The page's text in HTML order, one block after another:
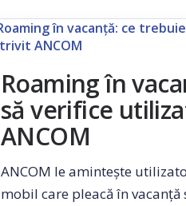
Roaming în
să verifice
ANCOM
ANCOM le amintește
mobil care pleacă în